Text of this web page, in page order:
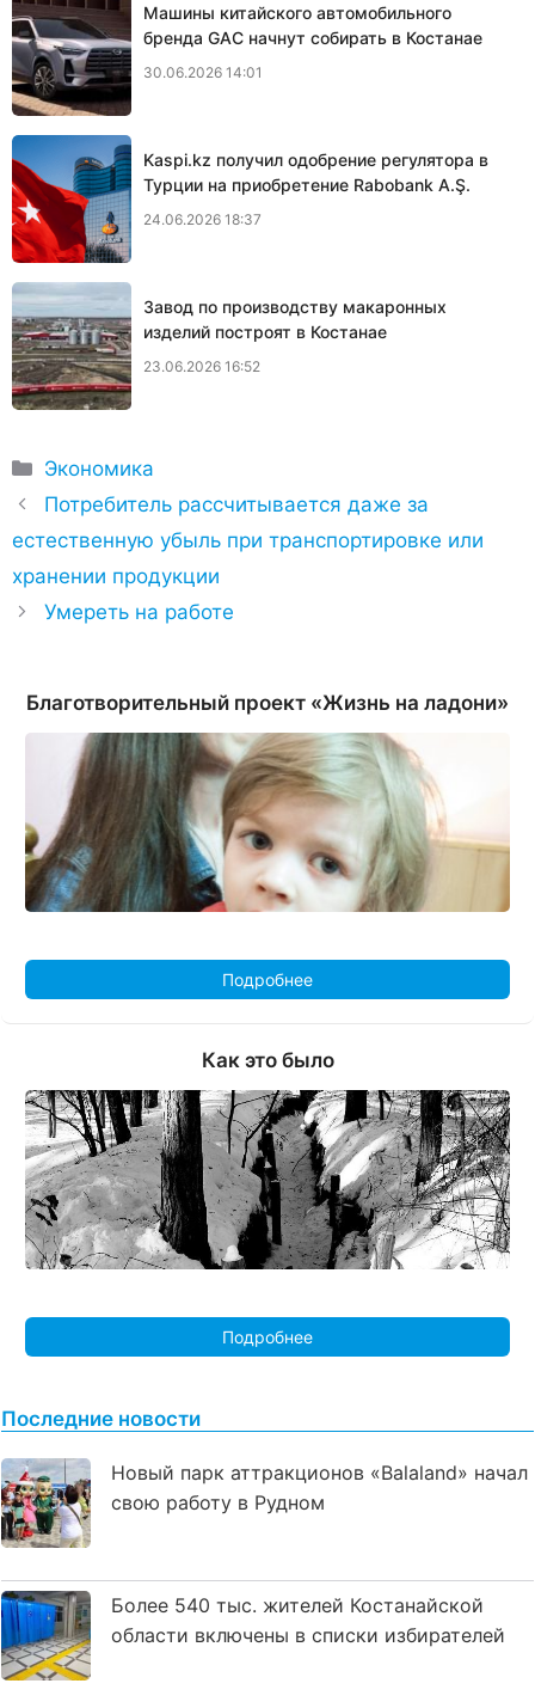
Машины китайского автомобильного
бренда GAC начнут собирать в Костанае
30.06.2026 14:01
Kaspi.kz получил одобрение регулятора в
Турции на приобретение Rabobank A.Ş.
24.06.2026 18:37
Завод по производству макаронных
изделий построят в Костанае
23.06.2026 16:52
Рубрики
Экономика
Потребитель рассчитывается даже за
естественную убыль при транспортировке или
хранении продукции
Умереть на работе
Благотворительный проект «Жизнь на ладони»
Подробнее
Как это было
Подробнее
Последние новости
Новый парк аттракционов «Balaland» начал
свою работу в Рудном
Более 540 тыс. жителей Костанайской
области включены в списки избирателей